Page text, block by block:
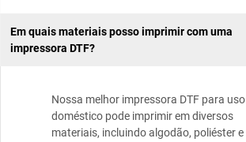
Em quais materiais posso imprimir com uma
impressora DTF?
Nossa melhor impressora DTF para uso
doméstico pode imprimir em diversos
materiais, incluindo algodão, poliéster e